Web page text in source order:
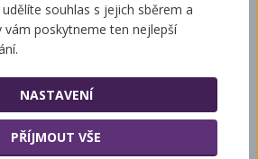
souhlas s jejich sběrem a
vám poskytneme ten nejlepší
NASTAVENÍ
PŘÍJMOUT VŠE